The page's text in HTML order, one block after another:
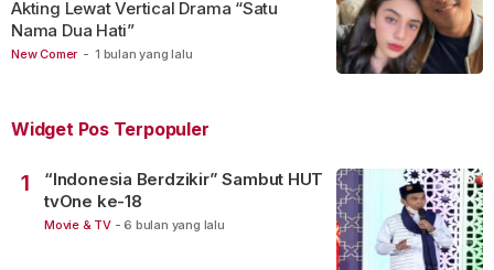
New Comer - 1 bulan yang lalu
Akting Lewat Vertical Drama “Satu
Nama Dua Hati”
Widget Pos Terpopuler
1
“Indonesia Berdzikir” Sambut HUT
tvOne ke-18
Movie & TV - 6 bulan yang lalu